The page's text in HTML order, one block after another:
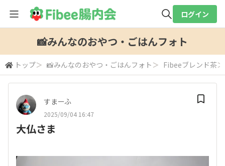
全体検索
検索
ログイン
📸みんなのおやつ・ごはんフォト
トップ＞ 📸みんなのおやつ・ごはんフォト ＞ Fibeeブレンド茶＞
すまーふ
2025/09/04 16:47
大仏さま